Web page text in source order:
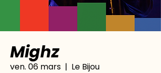
Mighz
ven. 06 mars
  |
Le Bijou